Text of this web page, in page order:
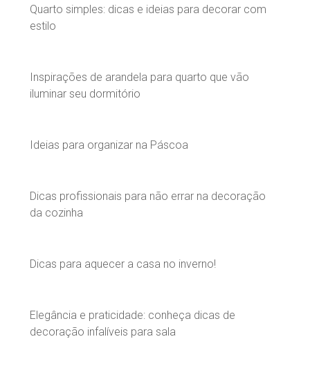
Quarto simples: dicas e ideias para decorar com
estilo
Inspirações de arandela para quarto que vão
iluminar seu dormitório
Ideias para organizar na Páscoa
Dicas profissionais para não errar na decoração
da cozinha
Dicas para aquecer a casa no inverno!
Elegância e praticidade: conheça dicas de
decoração infalíveis para sala